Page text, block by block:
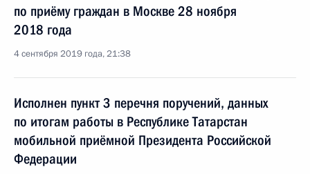
по приёму граждан в Москве 28 ноября
2018 года
4 сентября 2019 года, 21:38
Исполнен пункт 3 перечня поручений, данных
по итогам работы в Республике Татарстан
мобильной приёмной Президента Российской
Федерации